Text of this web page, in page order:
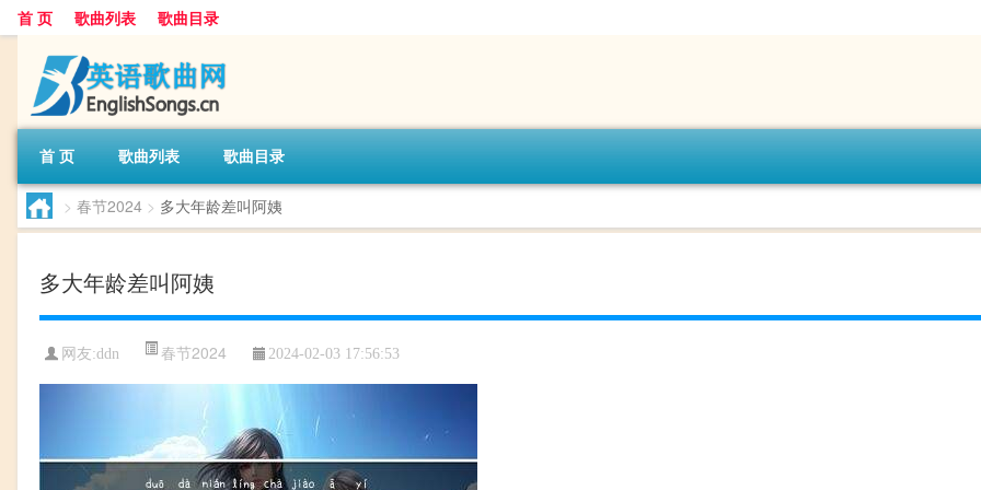
首 页 歌曲列表 歌曲目录
首 页 歌曲列表 歌曲目录
> 春节2024 > 多大年龄差叫阿姨
多大年龄差叫阿姨
网友:ddn 春节2024 2024-02-03 17:56:53